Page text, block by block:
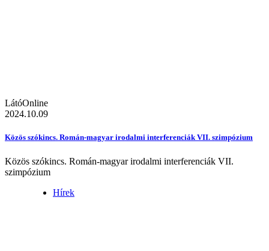
LátóOnline
2024.10.09
Közös szókincs. Román-magyar irodalmi interferenciák VII. szimpózium
Közös szókincs. Román-magyar irodalmi interferenciák VII.
szimpózium
Hírek